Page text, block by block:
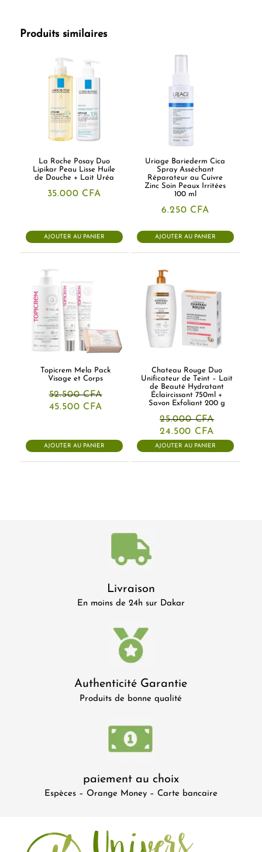
Produits similaires
La Roche Posay Duo
Lipikar Peau Lisse Huile
de Douche + Lait Uréa
35.000 CFA
AJOUTER AU PANIER
Uriage Bariederm Cica
Spray Asséchant
Réparateur au Cuivre
Zinc Soin Peaux Irritées
100 ml
6.250 CFA
AJOUTER AU PANIER
Topicrem Mela Pack
Visage et Corps
52.500CFA
Le
52.500 CFA.
45.500 CFA
45.500 CFA.
AJOUTER AU PANIER
Chateau Rouge Duo
Unificateur de Teint – Lait
de Beauté Hydratant
Éclaircissant 750ml +
Savon Exfoliant 200 g
25.000CFA
Le
prix
initial
24.500 CFA
prix
actuel
AJOUTER AU PANIER
Livraison
En moins de 24h sur Dakar
Authenticité Garantie
Produits de bonne qualité
paiement au choix
Espèces – Orange Money – Carte bancaire